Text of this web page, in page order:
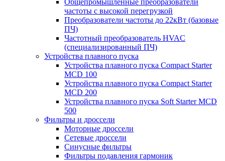
Общепромышленные преобразователи
частоты с высокой перегрузкой
Преобразователи частоты до 22кВт (базовые
ПЧ)
Частотный преобразователь HVAC
(специализированный ПЧ)
Устройства плавного пуска
Устройства плавного пуска Compact Starter
MCD 100
Устройства плавного пуска Compact Starter
MCD 200
Устройства плавного пуска Soft Starter MCD
500
Фильтры и дроссели
Моторные дроссели
Сетевые дроссели
Синусные фильтры
Фильтры подавления гармоник